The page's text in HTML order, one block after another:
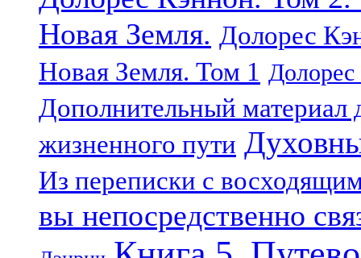
Новая Земля. Долорес
Новая Земля. Том 1
Дополнительный материал
жизненного пути
Из переписки с
вы непосредственно